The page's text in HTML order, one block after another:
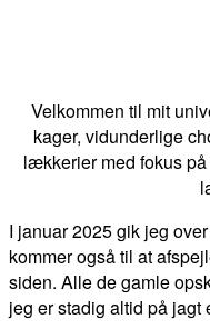
Velkommen til mit
kager, vidunderlige
lækkerier med fokus
I januar 2025 gik jeg
kommer også til at
siden. Alle de gamle
jeg er stadig altid på jagt